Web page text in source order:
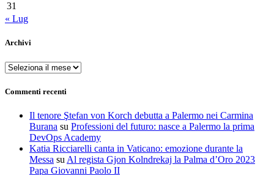
31
« Lug
Archivi
Archivi
Commenti recenti
Il tenore Ştefan von Korch debutta a Palermo nei Carmina
Burana su Professioni del futuro: nasce a Palermo la prima
DevOps Academy
Katia Ricciarelli canta in Vaticano: emozione durante la
Messa su Al regista Gjon Kolndrekaj la Palma d’Oro 2023
Papa Giovanni Paolo II